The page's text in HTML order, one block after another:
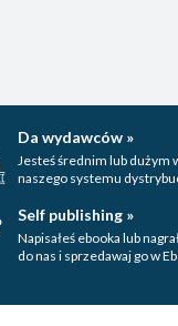
Da wydawców »
Jesteś średnim lub dużym
naszego systemu
Self publishing »
Napisałeś ebooka lub
do nas i sprzedawaj go w